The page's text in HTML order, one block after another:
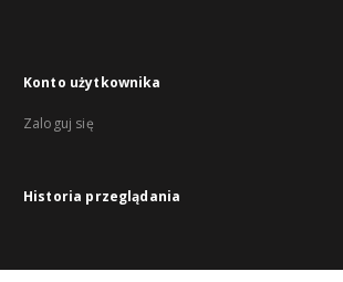
Konto użytkownika
Zaloguj się
Historia przeglądania